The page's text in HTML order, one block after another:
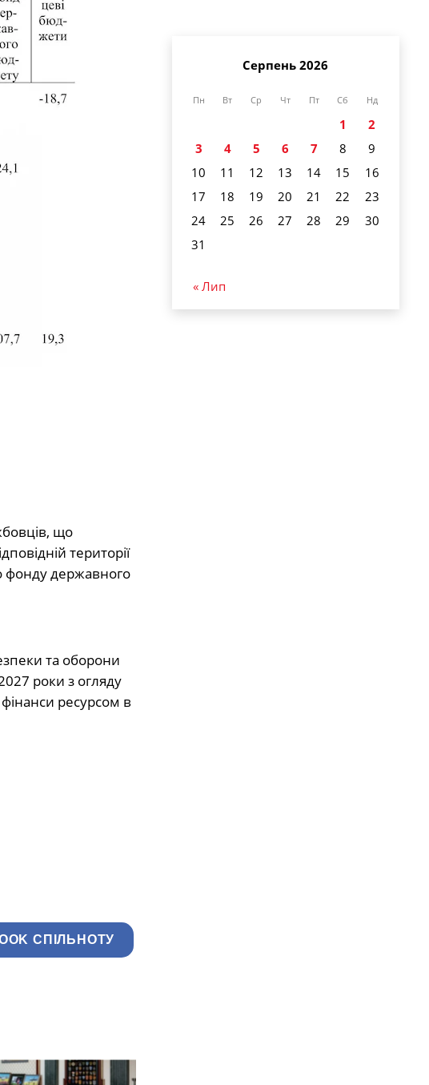
що
території
фонду державного
та оборони
роки з огляду
ресурсом в
СПІЛЬНОТУ
Серпень 2026
Пн Вт Ср Чт Пт Сб Нд
1
2
3
4 5 6 7 8
9
10
11 12 13 14 15
16
17
18 19 20 21 22
23
24
25 26 27 28 29
30
31
« Лип